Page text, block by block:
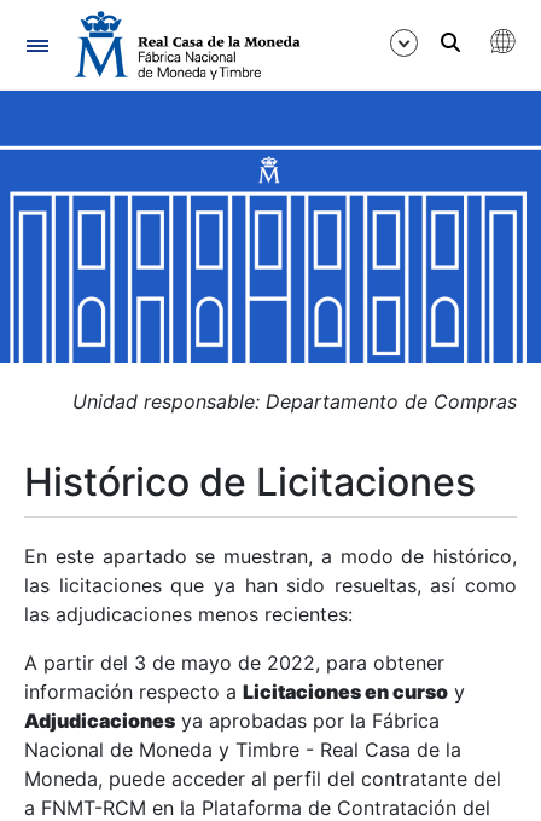
Navegación
Mostrar/Ocultar
Mostrar/Ocultar
Mostrar/Ocultar
Mostrar/Ocultar
Mostrar/Ocultar
Mostrar/Ocultar
Unidad responsable: Departamento de Compras
Histórico de Licitaciones
En este apartado se muestran, a modo de histórico,
las licitaciones que ya han sido resueltas, así como
las adjudicaciones menos recientes:
A partir del 3 de mayo de 2022, para obtener
información respecto a Licitaciones en curso y
Adjudicaciones ya aprobadas por la Fábrica
Nacional de Moneda y Timbre - Real Casa de la
Moneda, puede acceder al perfil del contratante del
a FNMT-RCM en la Plataforma de Contratación del